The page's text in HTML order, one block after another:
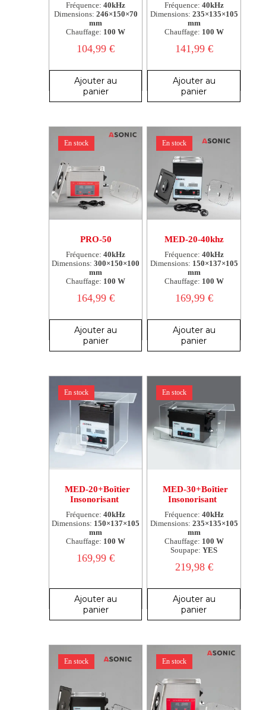
Fréquence: 40kHz
Dimensions: 246×150×70
mm
Chauffage: 100 W
104,99€
Ajouter au
panier
Fréquence: 40kHz
Dimensions: 235×135×105
mm
Chauffage: 100 W
141,99 €
Ajouter au
panier
En stock
PRO-50
Fréquence: 40kHz
Dimensions: 300×150×100
mm
Chauffage: 100 W
164,99€
Ajouter au
panier
En stock
MED-20-40khz
Fréquence: 40kHz
Dimensions: 150×137×105
mm
Chauffage: 100 W
169,99 €
Ajouter au
panier
En stock
MED-20+Boîtier
Insonorisant
Fréquence: 40kHz
Dimensions: 150×137×105
mm
Chauffage: 100 W
169,99€
Ajouter au
panier
En stock
MED-30+Boîtier
Insonorisant
Fréquence: 40kHz
Dimensions: 235×135×105
mm
Chauffage: 100 W
Soupape: YES
219,98 €
Ajouter au
panier
En stock En stock